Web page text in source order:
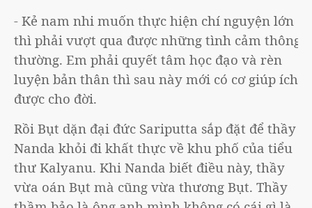
- Kẻ nam nhi muốn thực hiện chí nguyện lớn
thì phải vượt qua được những tình cảm thông
thường. Em phải quyết tâm học đạo và rèn
luyện bản thân thì sau này mới có cơ giúp ích
được cho đời.
Rồi Bụt dặn đại đức Sariputta sắp đặt để thầy
Nanda khỏi đi khất thực về khu phố của tiểu
thư Kalyanu. Khi Nanda biết điều này, thầy
vừa oán Bụt mà cũng vừa thương Bụt. Thầy